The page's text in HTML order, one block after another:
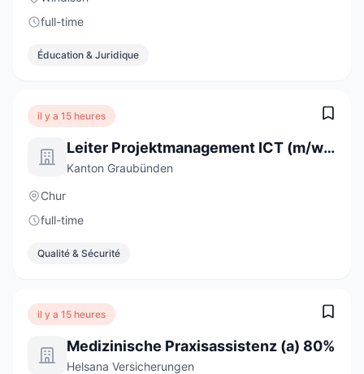
full-time
Éducation & Juridique
il y a 15 heures
Leiter Projektmanagement ICT (m/w/d)
Kanton Graubünden
Chur
full-time
Qualité & Sécurité
il y a 15 heures
Medizinische Praxisassistenz (a) 80%
Helsana Versicherungen